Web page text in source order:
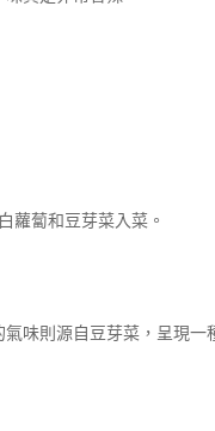
蘿蔔和豆芽菜入菜。
味則源自豆芽菜，呈現一